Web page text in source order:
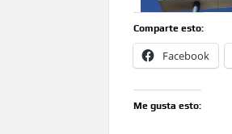
Comparte esto:
Facebook
Me gusta esto: